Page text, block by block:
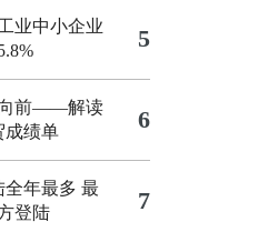
业中小企业
5
向前——解读
成绩单
6
全年最多 最
登陆
7